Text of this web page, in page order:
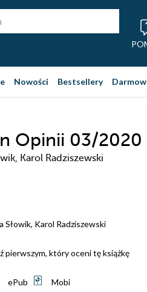
Nowości Bestsellery
Opinii 03/2020
Karol Radziszewski
Słowik, Karol Radziszewski
pierwszym, który oceni tę książkę
ePub Mobi